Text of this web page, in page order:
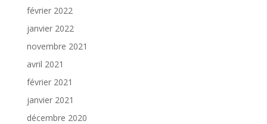
février 2022
janvier 2022
novembre 2021
avril 2021
février 2021
janvier 2021
décembre 2020